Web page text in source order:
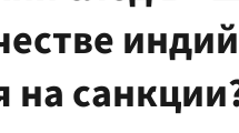
на